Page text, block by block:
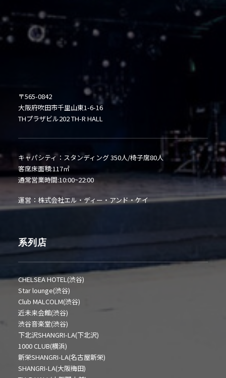
〒565-0842
大阪府吹田市千里山東1-6-16
THプラザビル202 TH-R HALL
キャパシティ：スタンディング 350人/椅子席80人
客席床面積:117㎡
通常営業時間:10:00~22:00
運営：株式会社エル・ディー・アンド・ケイ
系列店
CHELSEA HOTEL(渋谷)
Star lounge(渋谷)
Club MALCOLM(渋谷)
近未来会館(渋谷)
渋谷音楽堂(渋谷)
下北沢SHANGRI-LA(下北沢)
1000 CLUB(横浜)
新栄SHANGRI-LA(名古屋新栄)
SHANGRI-LA(大阪梅田)